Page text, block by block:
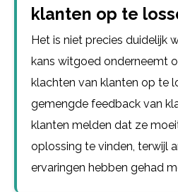
klanten op te
Het is niet precies duidelijk
kans witgoed onderneemt
klachten van klanten op te
gemengde feedback van
klanten melden dat ze
oplossing te vinden, terwijl
ervaringen hebben gehad